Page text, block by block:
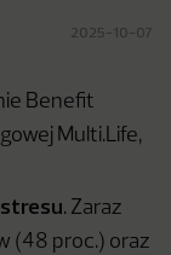
2025-10-07
Benefit
Multi.Life,
. Zaraz
(48 proc.) oraz